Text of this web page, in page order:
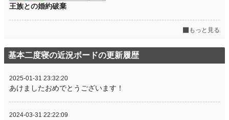
王族との婚約破棄
もっと見る
基本二度寝の近況ボードの更新履歴
2025-01-31 23:32:20
あけましたおめでとうございます！
2024-03-31 22:22:09